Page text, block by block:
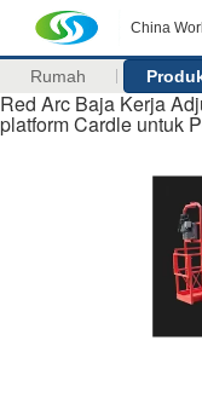
China
Rumah
Red Arc Baja Kerja
platform Cardle untuk